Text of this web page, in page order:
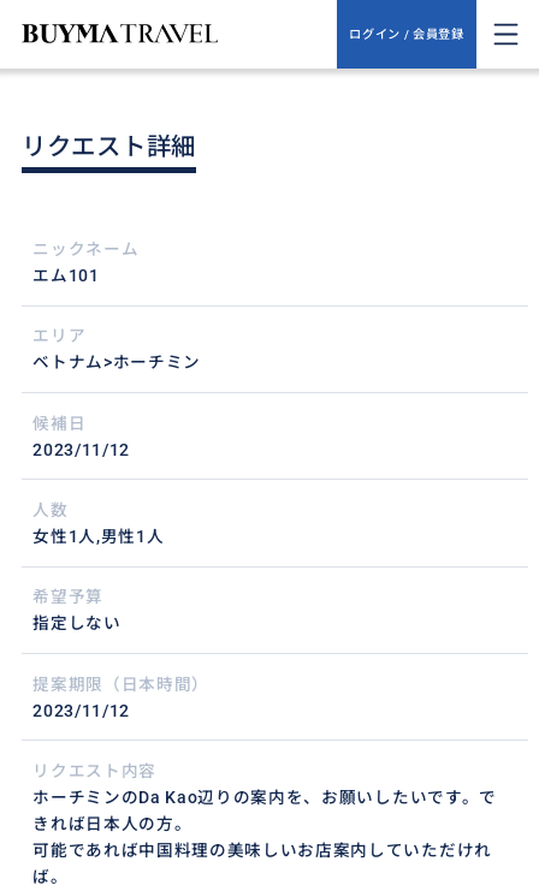
ログイン / 会員登録
リクエスト詳細
ニックネーム
エム101
エリア
ベトナム>ホーチミン
候補日
2023/11/12
人数
女性1人,男性1人
希望予算
指定しない
提案期限（日本時間）
2023/11/12
リクエスト内容
ホーチミンのDa Kao辺りの案内を、お願いしたいです。で
きれば日本人の方。
可能であれば中国料理の美味しいお店案内していただけれ
ば。